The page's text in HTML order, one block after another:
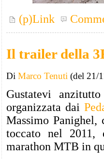
(p)Link
Il trailer della
Di Marco Tenuti (del 21/
Gustatevi
organizzata dai
Massimo
toccato nel 2011,
marathon MTB in